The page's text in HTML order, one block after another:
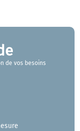
de vos besoins